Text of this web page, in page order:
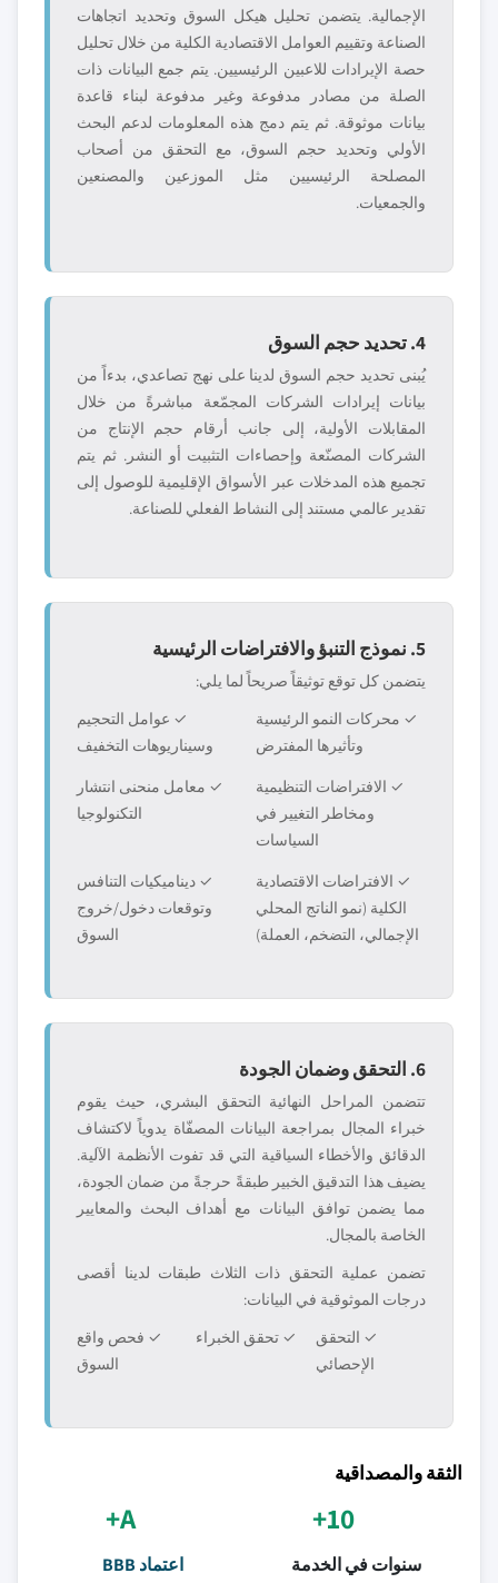
الإجمالية. يتضمن تحليل هيكل السوق وتحديد اتجاهات
الصناعة وتقييم العوامل الاقتصادية الكلية من خلال تحليل
حصة الإيرادات للاعبين الرئيسيين. يتم جمع البيانات ذات
الصلة من مصادر مدفوعة وغير مدفوعة لبناء قاعدة
بيانات موثوقة. ثم يتم دمج هذه المعلومات لدعم البحث
الأولي وتحديد حجم السوق، مع التحقق من أصحاب
المصلحة الرئيسيين مثل الموزعين والمصنعين
والجمعيات.
4. تحديد حجم السوق
يُبنى تحديد حجم السوق لدينا على نهج تصاعدي، بدءاً من
بيانات إيرادات الشركات المجمّعة مباشرةً من خلال
المقابلات الأولية، إلى جانب أرقام حجم الإنتاج من
الشركات المصنّعة وإحصاءات التثبيت أو النشر. ثم يتم
تجميع هذه المدخلات عبر الأسواق الإقليمية للوصول إلى
تقدير عالمي مستند إلى النشاط الفعلي للصناعة.
5. نموذج التنبؤ والافتراضات الرئيسية
يتضمن كل توقع توثيقاً صريحاً لما يلي:
✓ محركات النمو الرئيسية
وتأثيرها المفترض
✓ عوامل التحجيم
وسيناريوهات التخفيف
✓ الافتراضات التنظيمية
ومخاطر التغيير في
السياسات
✓ معامل منحنى انتشار
التكنولوجيا
✓ الافتراضات الاقتصادية
الكلية (نمو الناتج المحلي
الإجمالي، التضخم، العملة)
✓ ديناميكيات التنافس
وتوقعات دخول/خروج
السوق
6. التحقق وضمان الجودة
تتضمن المراحل النهائية التحقق البشري، حيث يقوم
خبراء المجال بمراجعة البيانات المصفّاة يدوياً لاكتشاف
الدقائق والأخطاء السياقية التي قد تفوت الأنظمة الآلية.
يضيف هذا التدقيق الخبير طبقةً حرجةً من ضمان الجودة،
مما يضمن توافق البيانات مع أهداف البحث والمعايير
الخاصة بالمجال.
تضمن عملية التحقق ذات الثلاث طبقات لدينا أقصى
درجات الموثوقية في البيانات:
✓ التحقق
الإحصائي
✓ تحقق الخبراء
✓ فحص واقع
السوق
الثقة والمصداقية
10+
سنوات في الخدمة
A+
اعتماد BBB